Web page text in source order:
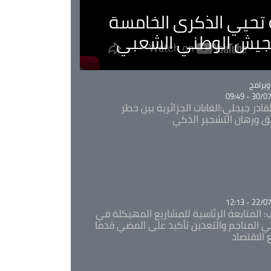
تحيي الذكرى الخامسة
الوطني الشعبي
30/07/
جيجلي:الغابات الجزائرية بين خطر
ورهان التشجير الذكي
22/07/
المتابعة الرئاسية للمشاريع المهيكلة في
المناجم والتعدين تأكيد على المضي قدما
الاقتصاد